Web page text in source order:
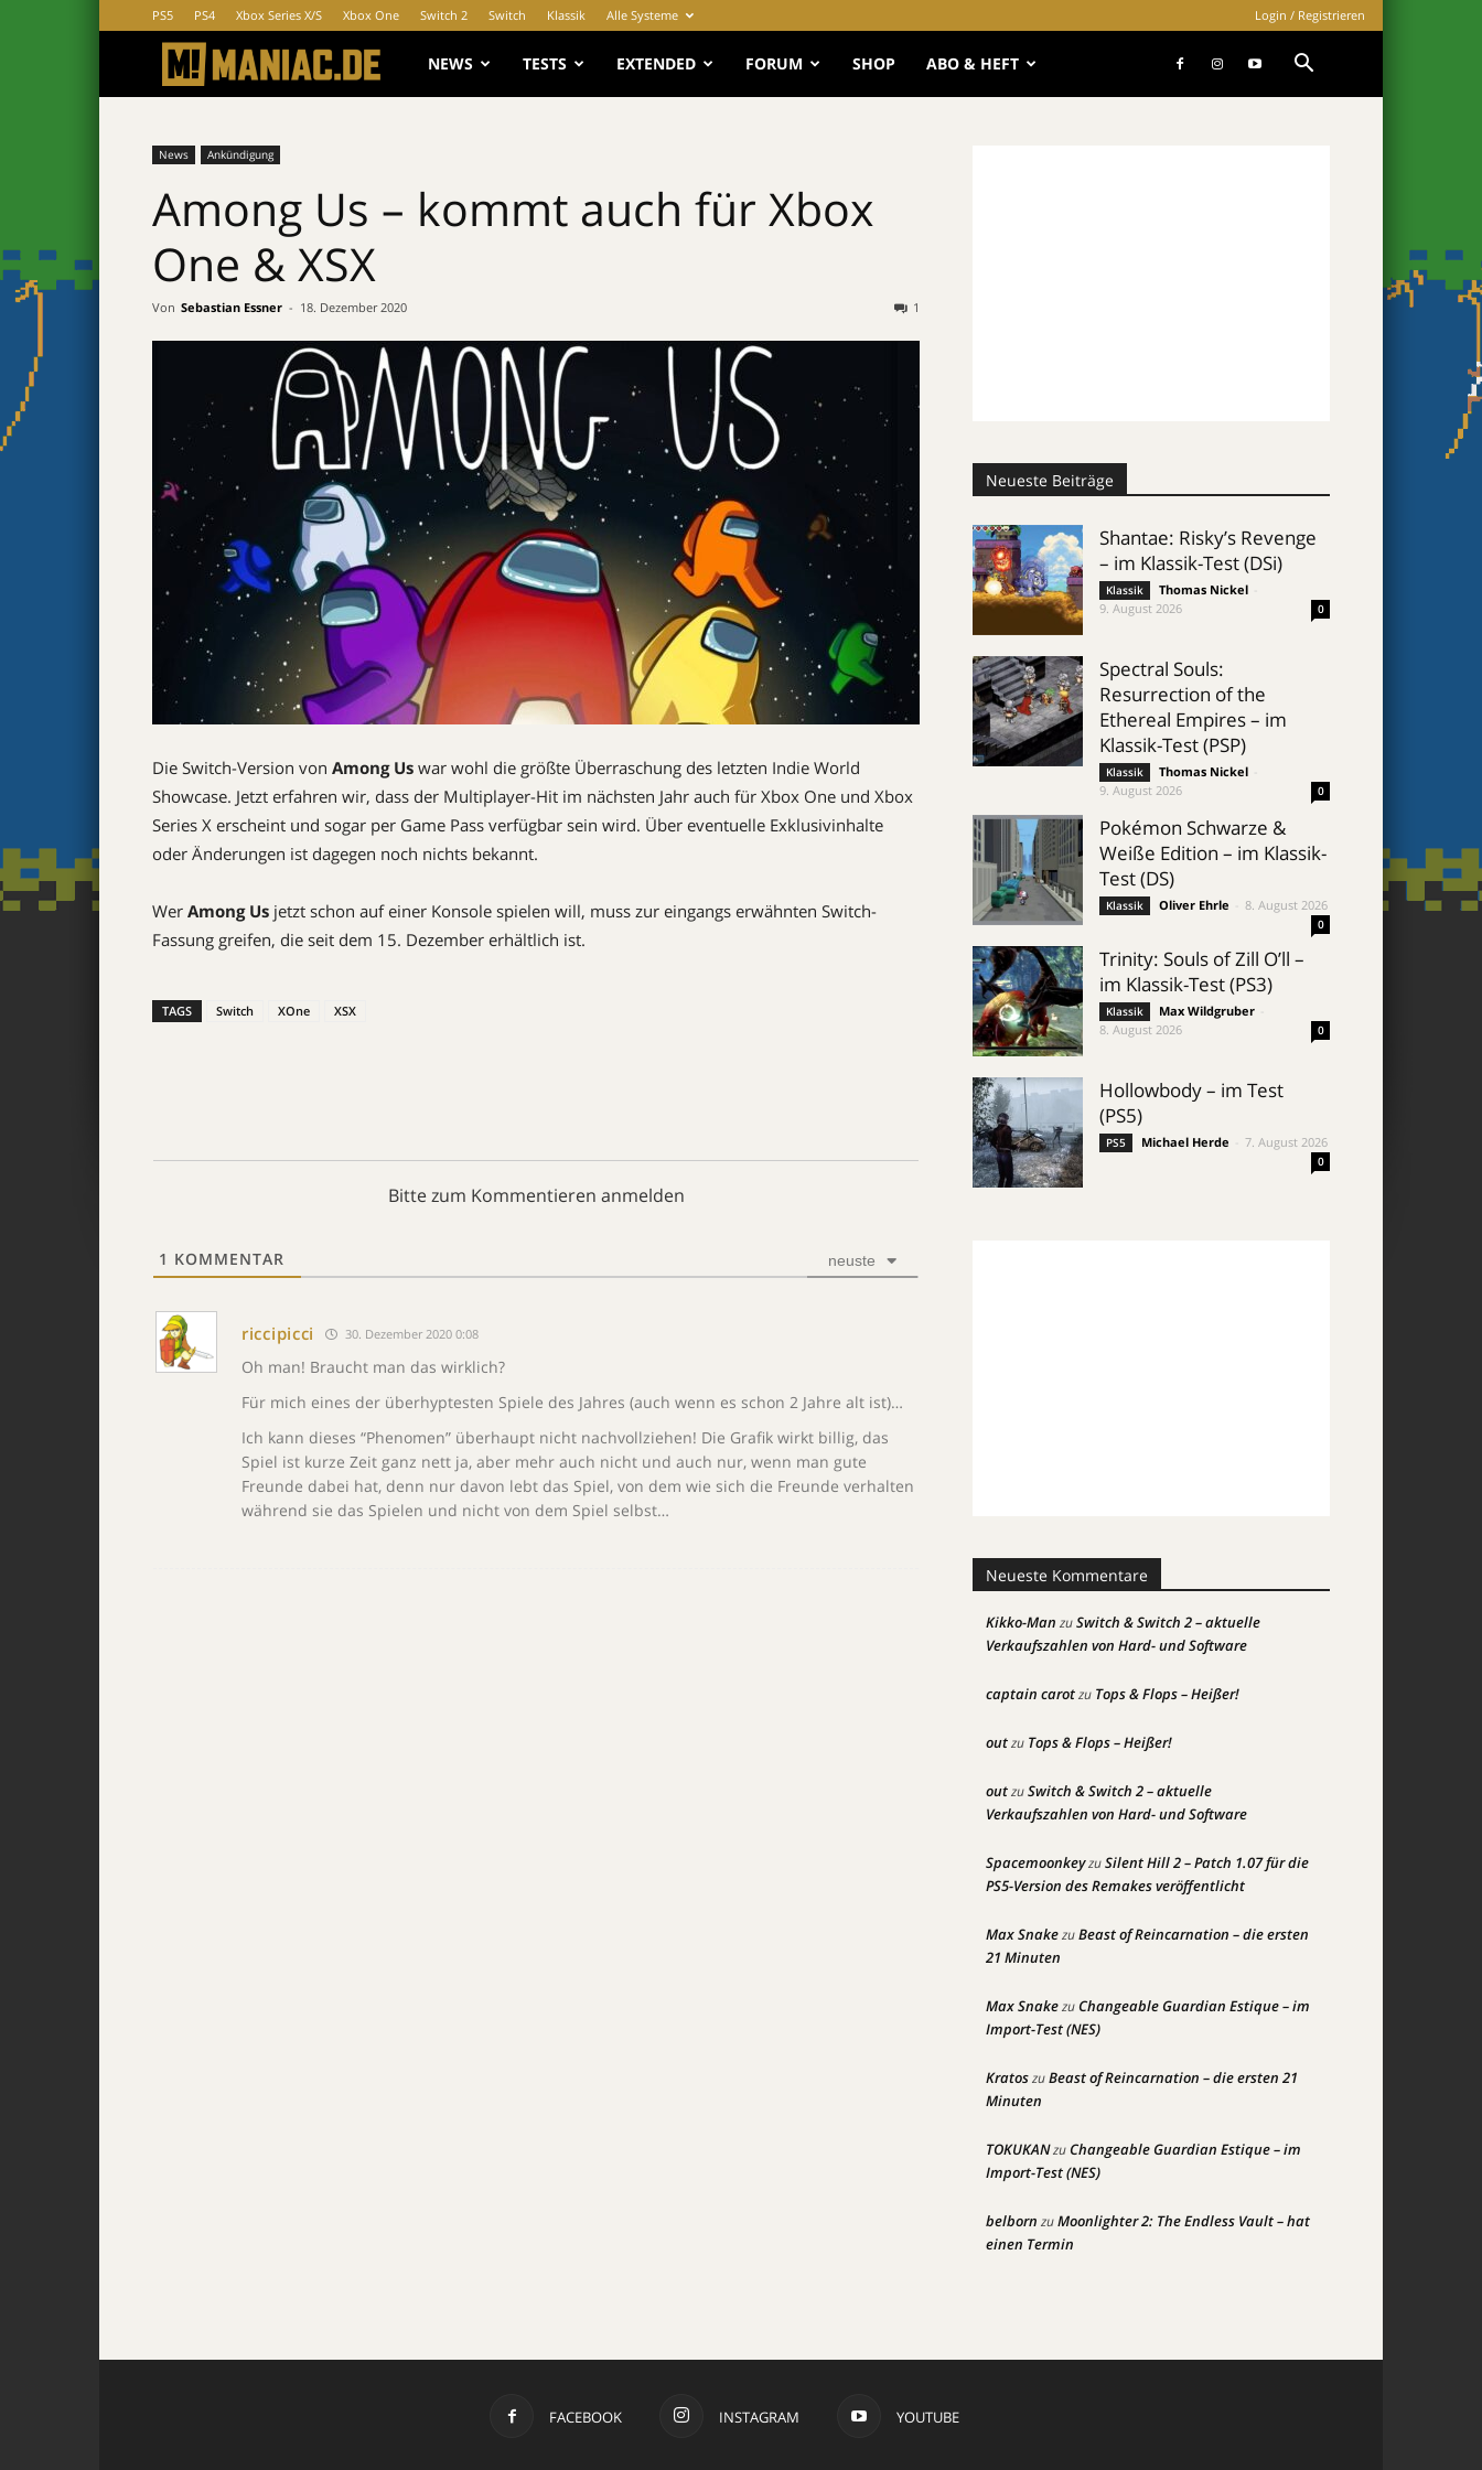
PS5 PS4 Xbox Series X/S Xbox One Switch 2 Switch Klassik Alle Systeme Login / Registrieren
MANIAC.de
NEWS TESTS EXTENDED FORUM SHOP ABO & HEFT
News Ankündigung
Among Us – kommt auch für Xbox
One & XSX
Von Sebastian Essner - 18. Dezember 2020 1
Die Switch-Version von Among Us war wohl die größte Überraschung des letzten Indie World
Showcase. Jetzt erfahren wir, dass der Multiplayer-Hit im nächsten Jahr auch für Xbox One und Xbox
Series X erscheint und sogar per Game Pass verfügbar sein wird. Über eventuelle Exklusivinhalte
oder Änderungen ist dagegen noch nichts bekannt.
Wer Among Us jetzt schon auf einer Konsole spielen will, muss zur eingangs erwähnten Switch-
Fassung greifen, die seit dem 15. Dezember erhältlich ist.
TAGS Switch XOne XSX
Bitte zum Kommentieren anmelden
1 KOMMENTAR neuste
riccipicci 30. Dezember 2020 0:08
Oh man! Braucht man das wirklich?
Für mich eines der überhyptesten Spiele des Jahres (auch wenn es schon 2 Jahre alt ist)…
Ich kann dieses “Phenomen” überhaupt nicht nachvollziehen! Die Grafik wirkt billig, das
Spiel ist kurze Zeit ganz nett ja, aber mehr auch nicht und auch nur, wenn man gute
Freunde dabei hat, denn nur davon lebt das Spiel, von dem wie sich die Freunde verhalten
während sie das Spielen und nicht von dem Spiel selbst…
Neueste Beiträge
Shantae: Risky’s Revenge
– im Klassik-Test (DSi)
Klassik Thomas Nickel
9. August 2026
0
Spectral Souls:
Resurrection of the
Ethereal Empires – im
Klassik-Test (PSP)
Klassik Thomas Nickel
9. August 2026
0
Pokémon Schwarze &
Weiße Edition – im Klassik-
Test (DS)
Klassik Oliver Ehrle 8. August 2026
0
Trinity: Souls of Zill O’ll –
im Klassik-Test (PS3)
Klassik Max Wildgruber
8. August 2026
0
Hollowbody – im Test
(PS5)
PS5 Michael Herde 7. August 2026
0
Neueste Kommentare
Kikko-Man zuSwitch & Switch 2 – aktuelle
Verkaufszahlen von Hard- und Software
captain carotzu Tops & Flops – Heißer!
outzu Tops & Flops – Heißer!
outzuSwitch & Switch 2 – aktuelle
Verkaufszahlen von Hard- und Software
SpacemoonkeyzuSilent Hill 2 – Patch 1.07 für die
PS5-Version des Remakes veröffentlicht
Max SnakezuBeast of Reincarnation – die ersten
21 Minuten
Max SnakezuChangeable Guardian Estique – im
Import-Test (NES)
KratoszuBeast of Reincarnation – die ersten 21
Minuten
TOKUKANzuChangeable Guardian Estique – im
Import-Test (NES)
belborn zuMoonlighter 2: The Endless Vault – hat
einen Termin
FACEBOOK INSTAGRAM YOUTUBE